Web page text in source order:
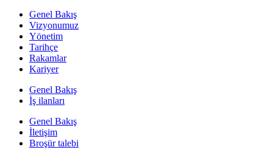
Genel Bakış
Vizyonumuz
Yönetim
Tarihçe
Rakamlar
Kariyer
Genel Bakış
İş ilanları
Genel Bakış
İletişim
Broşür talebi